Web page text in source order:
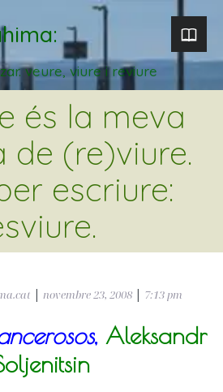
veure, viure i reviure
és la meva
de (re)viure.
escriure:
novembre 23, 2008 7:13 pm
, Aleksandr